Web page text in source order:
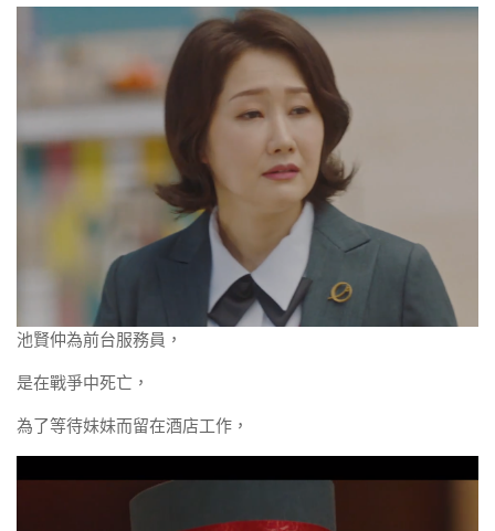
池賢仲為前台服務員，
是在戰爭中死亡，
為了等待妹妹而留在酒店工作，